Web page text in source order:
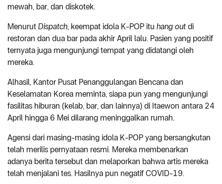
mewah, bar, dan diskotek.
Menurut Dispatch, keempat idola K-POP itu hang out di
restoran dan dua bar pada akhir April lalu. Pasien yang positif
ternyata juga mengunjungi tempat yang didatangi oleh
mereka.
Alhasil, Kantor Pusat Penanggulangan Bencana dan
Keselamatan Korea meminta, siapa pun yang mengunjungi
fasilitas hiburan (kelab, bar, dan lainnya) di Itaewon antara 24
April hingga 6 Mei dilarang meninggalkan rumah.
Agensi dari masing-masing idola K-POP yang bersangkutan
telah merilis pernyataan resmi. Mereka membenarkan
adanya berita tersebut dan melaporkan bahwa artis mereka
telah menjalani tes. Hasilnya pun negatif COVID-19.